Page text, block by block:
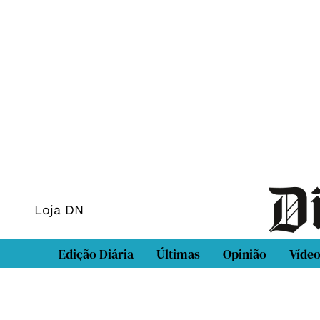
Loja DN
Edição Diária Últimas Opinião